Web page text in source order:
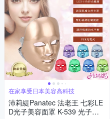
在家享受日本美容高科技
沛莉緹Panatec 法老王 七彩LE
D光子美容面罩 K-539 光子面